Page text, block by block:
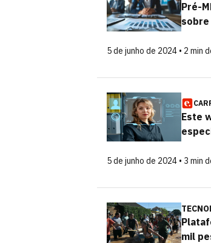
Pré-
5 de junho de 2024 • 2 min
Este
5 de junho de 2024 • 3 min
mil